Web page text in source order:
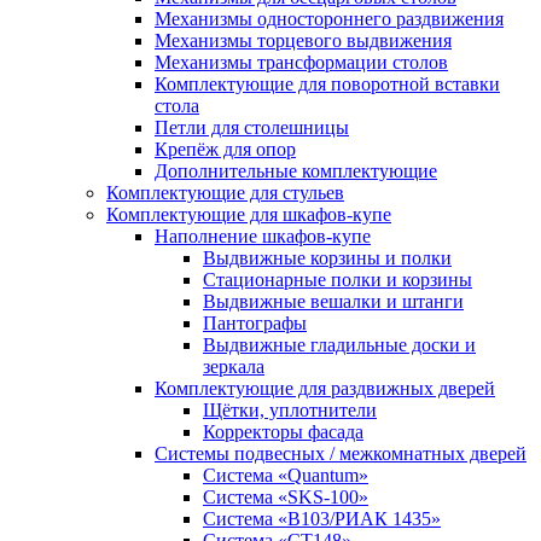
Механизмы одностороннего раздвижения
Механизмы торцевого выдвижения
Механизмы трансформации столов
Комплектующие для поворотной вставки
стола
Петли для столешницы
Крепёж для опор
Дополнительные комплектующие
Комплектующие для стульев
Комплектующие для шкафов-купе
Наполнение шкафов-купе
Выдвижные корзины и полки
Стационарные полки и корзины
Выдвижные вешалки и штанги
Пантографы
Выдвижные гладильные доски и
зеркала
Комплектующие для раздвижных дверей
Щётки, уплотнители
Корректоры фасада
Системы подвесных / межкомнатных дверей
Система «Quantum»
Система «SKS-100»
Система «B103/РИАК 1435»